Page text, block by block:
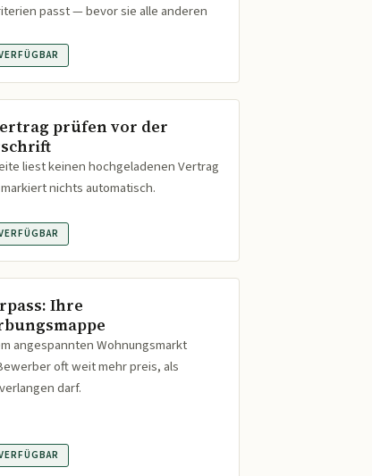
passt — bevor sie alle anderen
prüfen vor der
liest keinen hochgeladenen Vertrag
nichts automatisch.
Ihre
angespannten Wohnungsmarkt
oft weit mehr preis, als
darf.